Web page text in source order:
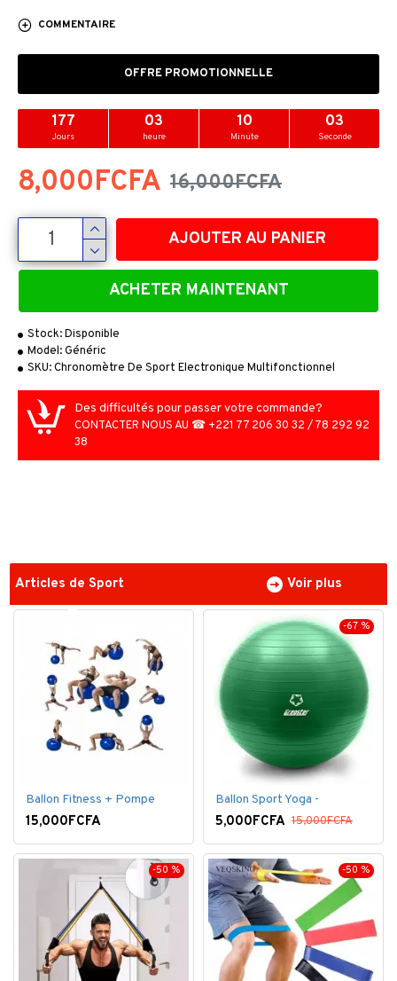
COMMENTAIRE
Stock:Disponible
Model:Généric
SKU:Chronomètre De Sport Electronique Multifonctionnel
OFFRE PROMOTIONNELLE
177
Jours
03
heure
10
Minute
02
Seconde
8,000FCFA 16,000FCFA
AJOUTER AU PANIER
ACHETER MAINTENANT
Des difficultés pour passer votre commande?
CONTACTER NOUS AU ☎ +221 77 206 30 32 / 78 292 92
38
Articles de Sport Voir plus
Ballon Fitness + Pompe
15,000FCFA
-67 %
Ballon Sport Yoga -
5,000FCFA 15,000FCFA
-50 % -50 %